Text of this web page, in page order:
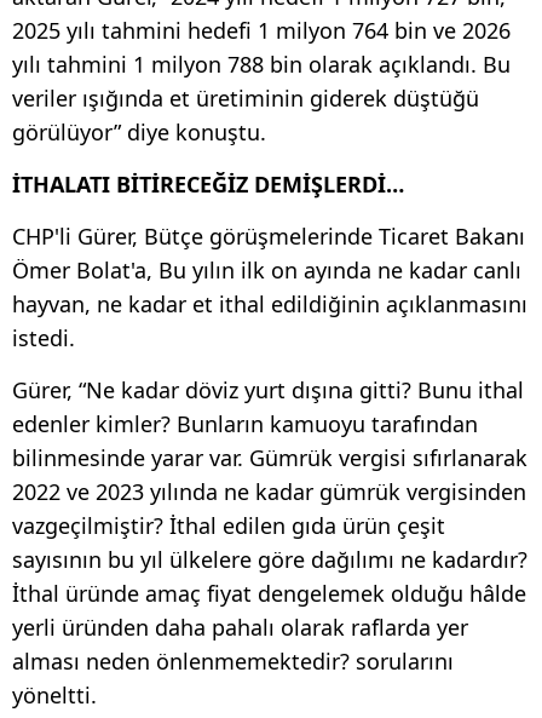
2025 yılı tahmini hedefi 1 milyon 764 bin ve 2026
yılı tahmini 1 milyon 788 bin olarak açıklandı. Bu
veriler ışığında et üretiminin giderek düştüğü
görülüyor” diye konuştu.
İTHALATI BİTİRECEĞİZ DEMİŞLERDİ…
CHP'li Gürer, Bütçe görüşmelerinde Ticaret Bakanı
Ömer Bolat'a, Bu yılın ilk on ayında ne kadar canlı
hayvan, ne kadar et ithal edildiğinin açıklanmasını
istedi.
Gürer, “Ne kadar döviz yurt dışına gitti? Bunu ithal
edenler kimler? Bunların kamuoyu tarafından
bilinmesinde yarar var. Gümrük vergisi sıfırlanarak
2022 ve 2023 yılında ne kadar gümrük vergisinden
vazgeçilmiştir? İthal edilen gıda ürün çeşit
sayısının bu yıl ülkelere göre dağılımı ne kadardır?
İthal üründe amaç fiyat dengelemek olduğu hâlde
yerli üründen daha pahalı olarak raflarda yer
alması neden önlenmemektedir? sorularını
yöneltti.